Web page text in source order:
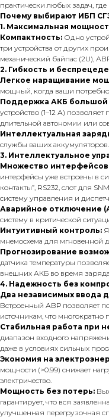
практически любых задач,
Почему выбирают ИБП
1. Максимальная
Компактность: Одно
три устройства от других
механический байпас (2U),
2. Гибкость и
Легкое наращивание
мощный, когда ваши
Поддержка АКБ большой
устройство (1–12 А)
длительной автономии или
Интеллектуальная
службы ваших аккумуляторов.
3. Интеллектуальное
Множество
интерфейсы уже встроены в
контакты”, RS232, слот для
систему управления и
Аварийное отключение
систему в критической
Интуитивный контроль:
мнемосхема для мгновенной
Прогнозирование
датчика температуры
внешних АКБ во время
4. Надежность без
Два независимых ввода
Встроенный АВР позволяет
источникам, что многократно
Стабильная работа при
диапазон входного
даже в условиях сильных
Экономия на
мощности (>0.99) снижает
электричество.
Мощность без потерь:
гарантирует, что вся
улучшенная перегрузочная